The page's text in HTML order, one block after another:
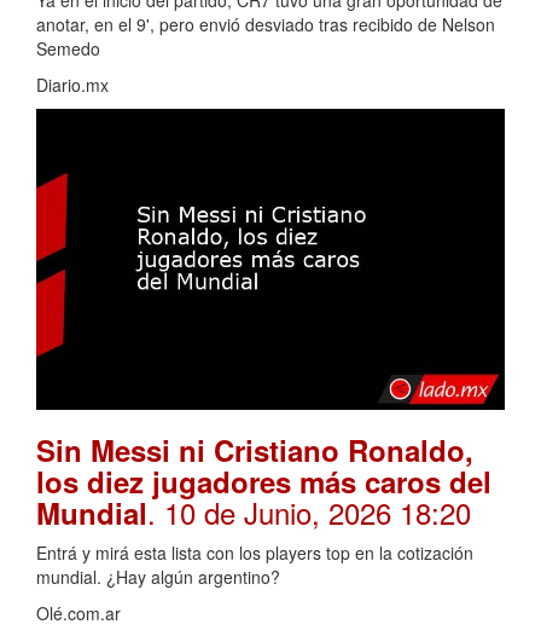
anotar, en el 9', pero envió desviado tras recibido de Nelson
Semedo
Diario.mx
Sin Messi ni Cristiano Ronaldo,
los diez jugadores más caros del
Mundial. 10 de Junio, 2026 18:20
Entrá y mirá esta lista con los players top en la cotización
mundial. ¿Hay algún argentino?
Olé.com.ar